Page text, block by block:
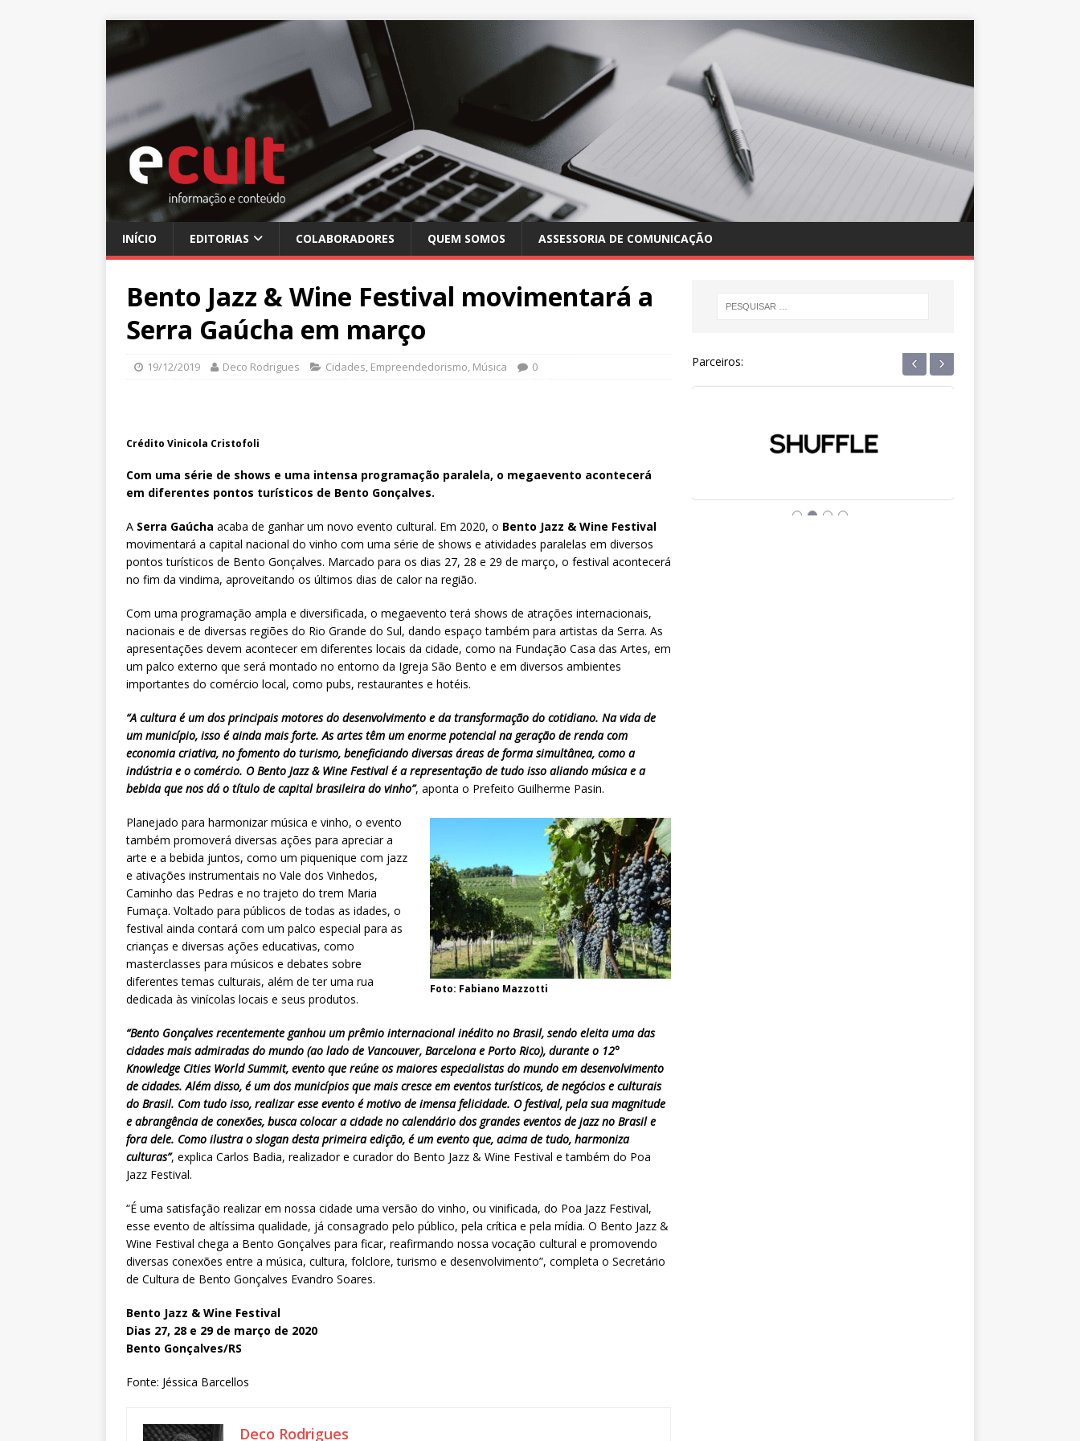
INÍCIO EDITORIAS COLABORADORES QUEM SOMOS ASSESSORIA DE COMUNICAÇÃO
Bento Jazz & Wine Festival movimentará a
Serra Gaúcha em março
19/12/2019 Deco Rodrigues Cidades Empreendedorismo Música 0
Crédito Vinicola Cristofoli
Com uma série de shows e uma intensa programação paralela, o megaevento acontecerá
em diferentes pontos turísticos de Bento Gonçalves.
A Serra Gaúcha acaba de ganhar um novo evento cultural. Em 2020, o Bento Jazz & Wine Festival
movimentará a capital nacional do vinho com uma série de shows e atividades paralelas em diversos
pontos turísticos de Bento Gonçalves. Marcado para os dias 27, 28 e 29 de março, o festival acontecerá
no fim da vindima, aproveitando os últimos dias de calor na região.
Com uma programação ampla e diversificada, o megaevento terá shows de atrações internacionais,
nacionais e de diversas regiões do Rio Grande do Sul, dando espaço também para artistas da Serra. As
apresentações devem acontecer em diferentes locais da cidade, como na Fundação Casa das Artes, em
um palco externo que será montado no entorno da Igreja São Bento e em diversos ambientes
importantes do comércio local, como pubs, restaurantes e hotéis.
“A cultura é um dos principais motores do desenvolvimento e da transformação do cotidiano. Na vida de
um município, isso é ainda mais forte. As artes têm um enorme potencial na geração de renda com
economia criativa, no fomento do turismo, beneficiando diversas áreas de forma simultânea, como a
indústria e o comércio. O Bento Jazz & Wine Festival é a representação de tudo isso aliando música e a
bebida que nos dá o título de capital brasileira do vinho”, aponta o Prefeito Guilherme Pasin.
Foto: Fabiano Mazzotti
Planejado para harmonizar música e vinho, o evento
também promoverá diversas ações para apreciar a
arte e a bebida juntos, como um piquenique com jazz
e ativações instrumentais no Vale dos Vinhedos,
Caminho das Pedras e no trajeto do trem Maria
Fumaça. Voltado para públicos de todas as idades, o
festival ainda contará com um palco especial para as
crianças e diversas ações educativas, como
masterclasses para músicos e debates sobre
diferentes temas culturais, além de ter uma rua
dedicada às vinícolas locais e seus produtos.
“Bento Gonçalves recentemente ganhou um prêmio internacional inédito no Brasil, sendo eleita uma das
cidades mais admiradas do mundo (ao lado de Vancouver, Barcelona e Porto Rico), durante o 12°
Knowledge Cities World Summit, evento que reúne os maiores especialistas do mundo em desenvolvimento
de cidades. Além disso, é um dos municípios que mais cresce em eventos turísticos, de negócios e culturais
do Brasil. Com tudo isso, realizar esse evento é motivo de imensa felicidade. O festival, pela sua magnitude
e abrangência de conexões, busca colocar a cidade no calendário dos grandes eventos de jazz no Brasil e
fora dele. Como ilustra o slogan desta primeira edição, é um evento que, acima de tudo, harmoniza
culturas”, explica Carlos Badia, realizador e curador do Bento Jazz & Wine Festival e também do Poa
Jazz Festival.
“É uma satisfação realizar em nossa cidade uma versão do vinho, ou vinificada, do Poa Jazz Festival,
esse evento de altíssima qualidade, já consagrado pelo público, pela crítica e pela mídia. O Bento Jazz &
Wine Festival chega a Bento Gonçalves para ficar, reafirmando nossa vocação cultural e promovendo
diversas conexões entre a música, cultura, folclore, turismo e desenvolvimento”, completa o Secretário
de Cultura de Bento Gonçalves Evandro Soares.
Bento Jazz & Wine Festival
Dias 27, 28 e 29 de março de 2020
Bento Gonçalves/RS
Fonte: Jéssica Barcellos
Deco Rodrigues
Parceiros: ‹ ›